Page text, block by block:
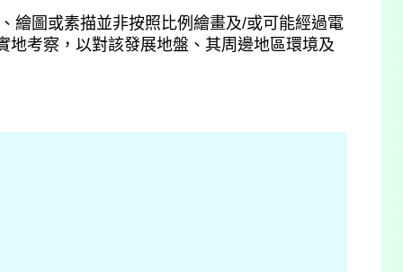
繪圖或素描並非按照比例繪畫及/或可能經過電
考察，以對該發展地盤、其周邊地區環境及